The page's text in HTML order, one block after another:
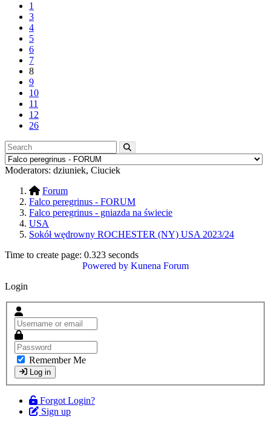
1
3
4
5
6
7
8
9
10
11
12
26
Moderators: dziuniek, Ciuciek
Forum
Falco peregrinus - FORUM
Falco peregrinus - gniazda na świecie
USA
Sokół wędrowny ROCHESTER (NY) USA 2023/24
Time to create page: 0.323 seconds
Powered by Kunena Forum
Login
Remember Me
Log in
Forgot Login?
Sign up